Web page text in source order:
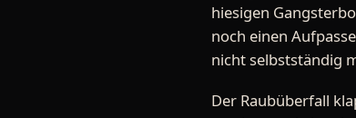
hiesigen
noch einen
nicht selbstständig
Der Raubüberfall